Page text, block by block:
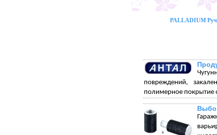
PALLADIUM
повреждений,
полимерное покрытие